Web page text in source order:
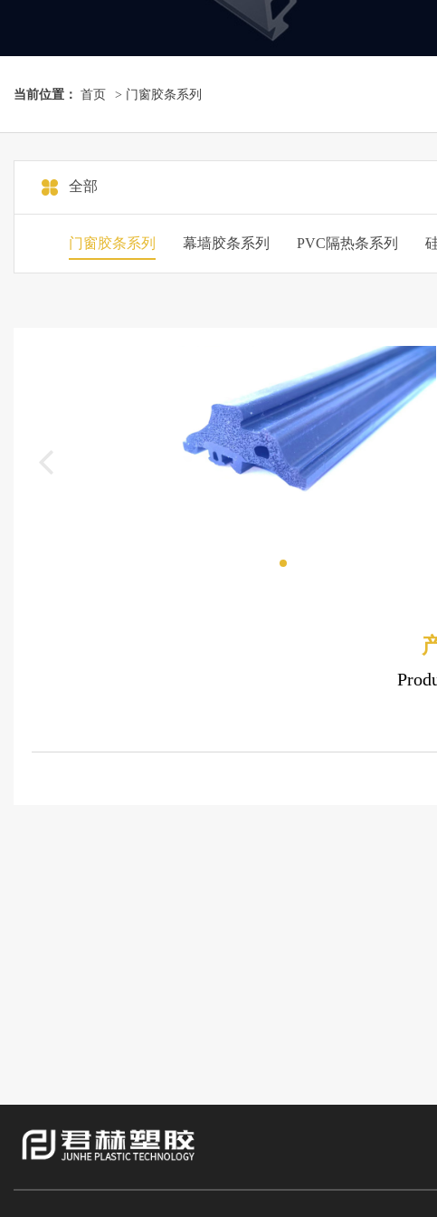
当前位置： 首页 > 门窗胶条系列
全部
门窗胶条系列 幕墙胶条系列 PVC隔热条系列